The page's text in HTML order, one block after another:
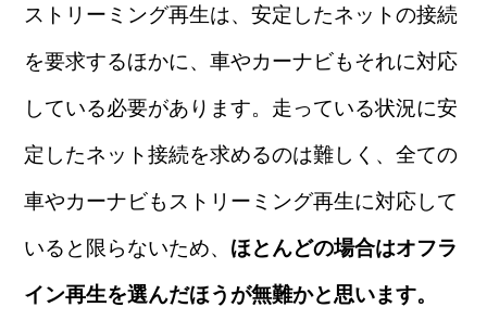
ストリーミング再生は、安定したネットの接続
を要求するほかに、車やカーナビもそれに対応
している必要があります。走っている状況に安
定したネット接続を求めるのは難しく、全ての
車やカーナビもストリーミング再生に対応して
いると限らないため、 ほとんどの場合はオフラ
イン再生を選んだほうが無難かと思います。